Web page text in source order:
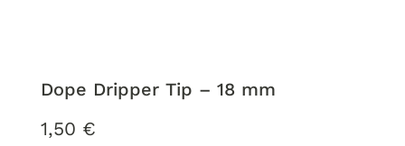
Dope Dripper Tip – 18 mm
1,50 €